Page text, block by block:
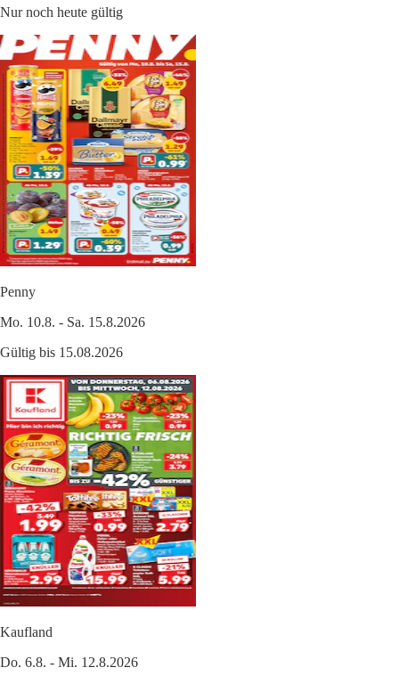
Nur noch heute gültig
Penny
Mo. 10.8. - Sa. 15.8.2026
Gültig bis 15.08.2026
Kaufland
Do. 6.8. - Mi. 12.8.2026